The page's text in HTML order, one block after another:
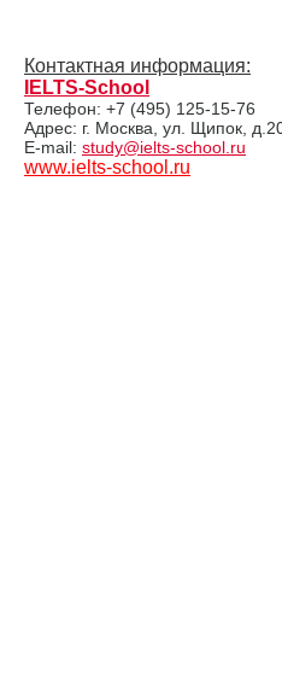
Контактная информация:
IELTS-School
Телефон: +7 (495) 125-15-76
Адрес: г. Москва, ул. Щипок,
E-mail: study@ielts-school.ru
www.ielts-school.ru